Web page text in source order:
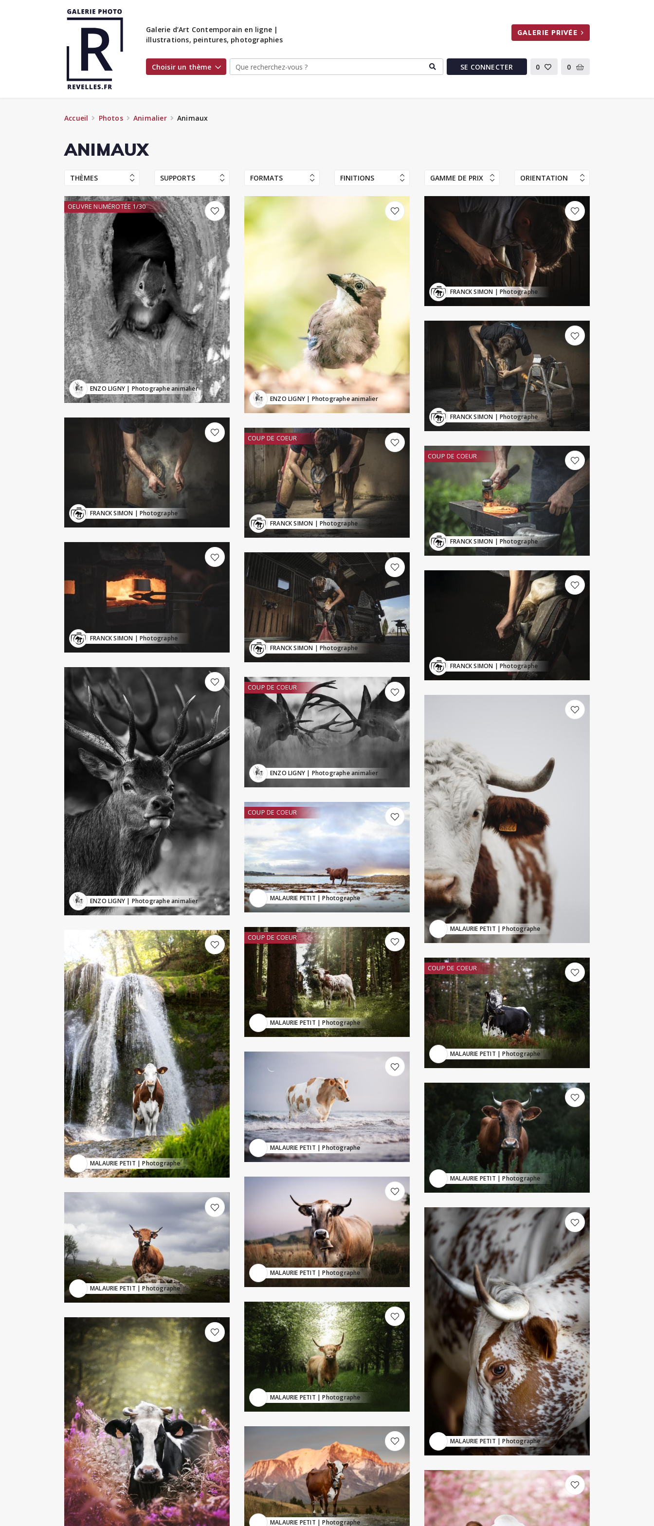
Galerie d’Art Contemporain en ligne |
illustrations, peintures, photographies
GALERIE PRIVÉE
Choisir un thème SE CONNECTER 0 0
Accueil Photos Animalier Animaux
ANIMAUX
THÈMES SUPPORTS FORMATS FINITIONS GAMME DE PRIX ORIENTATION
OEUVRE NUMÉROTÉE 1/30
ENZO LIGNY | Photographe animalier
FRANCK SIMON | Photographe
FRANCK SIMON | Photographe
ENZO LIGNY | Photographe animalier
MALAURIE PETIT | Photographe
MALAURIE PETIT | Photographe
ENZO LIGNY | Photographe animalier
COUP DE COEUR
FRANCK SIMON | Photographe
FRANCK SIMON | Photographe
COUP DE COEUR
ENZO LIGNY | Photographe animalier
COUP DE COEUR
MALAURIE PETIT | Photographe
COUP DE COEUR
MALAURIE PETIT | Photographe
MALAURIE PETIT | Photographe
MALAURIE PETIT | Photographe
MALAURIE PETIT | Photographe
MALAURIE PETIT | Photographe
FRANCK SIMON | Photographe
FRANCK SIMON | Photographe
COUP DE COEUR
FRANCK SIMON | Photographe
FRANCK SIMON | Photographe
MALAURIE PETIT | Photographe
COUP DE COEUR
MALAURIE PETIT | Photographe
MALAURIE PETIT | Photographe
MALAURIE PETIT | Photographe